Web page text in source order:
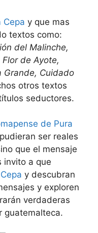
Cepa y que mas
textos como:
del Malinche,
de Ayote,
Grande, Cuidado
otros textos
seductores.
de Pura
ser reales
que el mensaje
invito a que
y descubran
y exploren
verdaderas
guatemalteca.